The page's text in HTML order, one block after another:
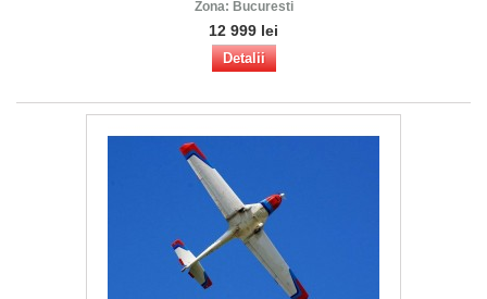
Zona: Bucuresti
12 999 lei
Detalii